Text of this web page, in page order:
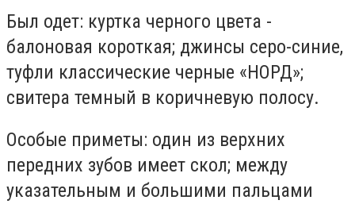
Был одет: куртка черного цвета -
балоновая короткая; джинсы серо-синие,
туфли классические черные «НОРД»;
свитера темный в коричневую полосу.
Особые приметы: один из верхних
передних зубов имеет скол; между
указательным и большими пальцами